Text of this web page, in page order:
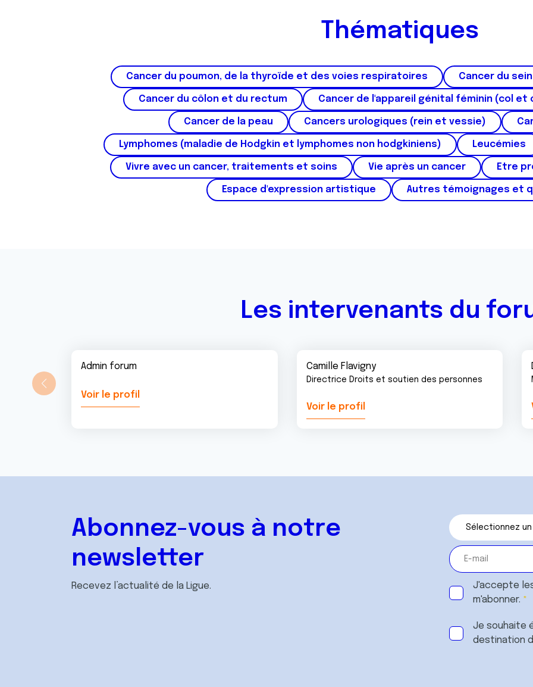
n
Thématiques
Cancer du poumon, de la thyroïde et des voies respiratoires Cancer du sein
Cancer du côlon et du rectum Cancer de l'appareil génital féminin (col
Cancer de la peau Cancers urologiques (rein et vessie)
Lymphomes (maladie de Hodgkin et lymphomes non hodgkiniens) Leucémies
Vivre avec un cancer, traitements et soins Vie après un cancer Etre
Espace d'expression artistique Autres témoignages et
Les intervenants du
Admin forum
Voir le profil
Camille Flavigny
Directrice Droits et soutien des personnes
Voir le profil
Abonnez-vous à notre
newsletter
Recevez l’actualité de la Ligue. J'accepte
m'abonner.
Je souhaite
destination